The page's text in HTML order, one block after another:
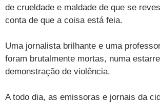
de crueldade e maldade de que se
conta de que a coisa está feia.
Uma jornalista brilhante e uma
foram brutalmente mortas, numa
demonstração de violência.
A todo dia, as emissoras e jornais da